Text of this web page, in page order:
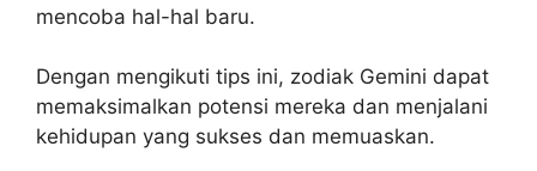
mencoba hal-hal baru.
Dengan mengikuti tips ini, zodiak Gemini dapat
memaksimalkan potensi mereka dan menjalani
kehidupan yang sukses dan memuaskan.